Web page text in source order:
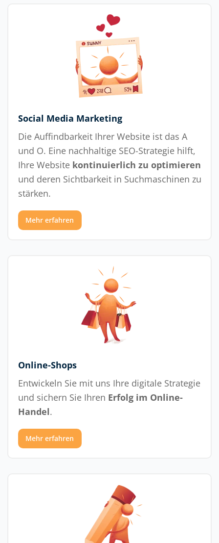
Social Media Marketing
Die Auffindbarkeit Ihrer Website ist das A
und O. Eine nachhaltige SEO-Strategie hilft,
Ihre Website kontinuierlich zu optimieren
und deren Sichtbarkeit in Suchmaschinen zu
stärken.
Mehr erfahren
Online-Shops
Entwickeln Sie mit uns Ihre digitale Strategie
und sichern Sie Ihren Erfolg im Online-
Handel.
Mehr erfahren